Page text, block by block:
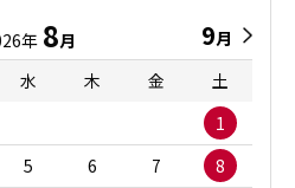
年 8月 9月
水 木 金
土
1
5 6 7
8